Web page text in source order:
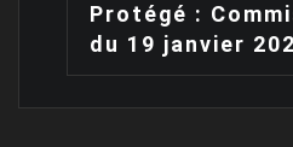
Protégé :
du 19 janvier 2026